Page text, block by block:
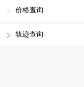
价格查询
轨迹查询